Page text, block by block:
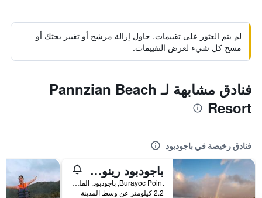
لم يتم العثور على تقييمات. حاول إزالة مرشح أو تغيير بحثك أو
مسح كل شيء لعرض التقييمات.
فنادق مشابهة لـ Pannzian Beach
Resort
فنادق رخيصة في باجودبود
باجودبود رينوفاتي بيتش ريزورت
Burayoc Point, باجودبود, الفلبين
2.2 كيلومتر عن وسط المدينة